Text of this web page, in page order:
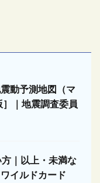
動予測地図（マ
｜地震調査委員
｜以上・未満な
イルドカード